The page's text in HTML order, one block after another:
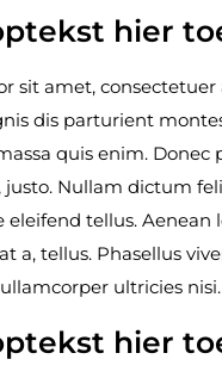
hier
sit amet,
dis parturient
quis enim.
justo. Nullam dictum
tellus. Aenean
a, tellus. Phasellus
ultricies
hier